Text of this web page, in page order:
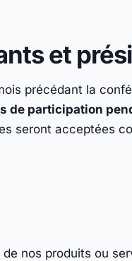
et
précédant la
de participation
seront acceptées
nos produits ou